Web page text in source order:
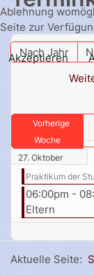
Nach Jahr
Vorherige
Woche
27. Oktober
Praktikum der
06:00pm -
Eltern
Aktuelle Seite:
Ablehnung
Seite zur
Akzeptieren